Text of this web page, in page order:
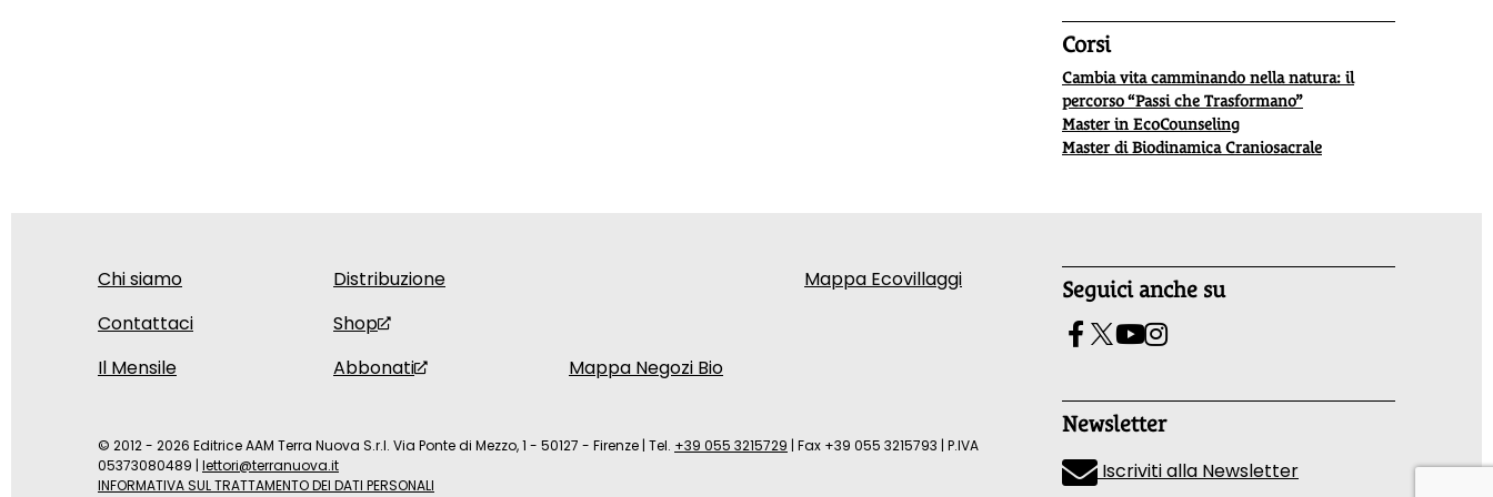
Corsi
Cambia vita camminando nella natura: il
percorso “Passi che Trasformano”
Master in EcoCounseling
Master di Biodinamica Craniosacrale
Chi siamo
Contattaci
Il Mensile
Distribuzione
Shop
Abbonati
Mappa Negozi Bio
Mappa Ecovillaggi Seguici anche su
Newsletter
Iscriviti alla Newsletter
© 2012 - 2026 Editrice AAM Terra Nuova S.r.l. Via Ponte di Mezzo, 1 - 50127 - Firenze | Tel. +39 055 3215729 | Fax +39 055 3215793 | P.IVA
05373080489 | lettori@terranuova.it
INFORMATIVA SUL TRATTAMENTO DEI DATI PERSONALI